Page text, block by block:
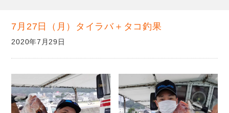
7月27日（月）タイラバ＋タコ釣果
2020年7月29日